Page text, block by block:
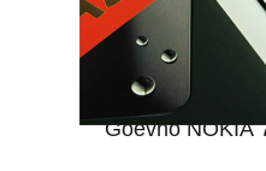
Goevno NOKIA